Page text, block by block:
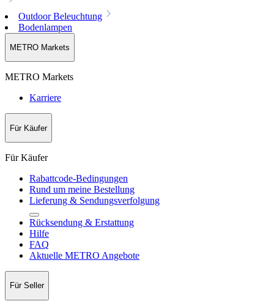
Outdoor Beleuchtung
Bodenlampen
METRO Markets
METRO Markets
Karriere
Für Käufer
Für Käufer
Rabattcode-Bedingungen
Rund um meine Bestellung
Lieferung & Sendungsverfolgung
Rücksendung & Erstattung
Hilfe
FAQ
Aktuelle METRO Angebote
Für Seller